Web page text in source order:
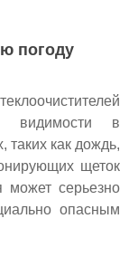
погоду
видимости в
таких как дождь,
щеток
может серьезно
опасным